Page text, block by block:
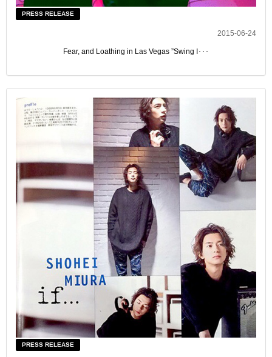
PRESS RELEASE
2015-06-24
Fear, and Loathing in Las Vegas ”Swing I･･･
PRESS RELEASE